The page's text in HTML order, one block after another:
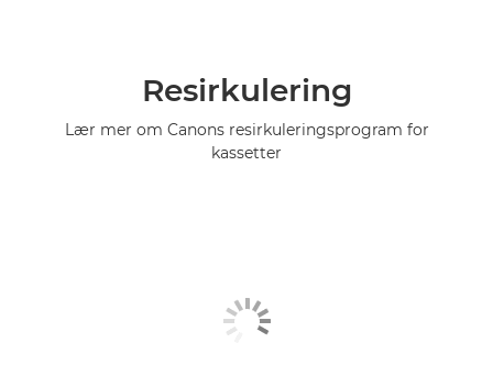
Resirkulering
Lær mer om Canons resirkuleringsprogram for
kassetter